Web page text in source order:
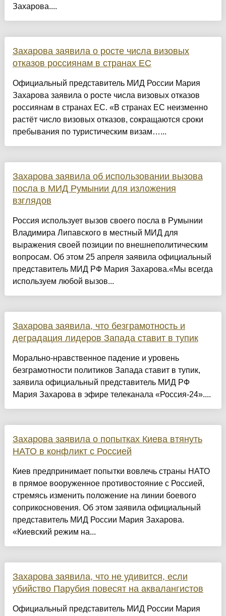
Захарова....
Захарова заявила о росте числа визовых
отказов россиянам в странах ЕС
Официальный представитель МИД России Мария
Захарова заявила о росте числа визовых отказов
россиянам в странах ЕС. «В странах ЕС неизменно
растёт число визовых отказов, сокращаются сроки
пребывания по туристическим визам…...
Захарова заявила об использовании вызова
посла в МИД Румынии для изложения
взглядов
Россия использует вызов своего посла в Румынии
Владимира Липавского в местный МИД для
выражения своей позиции по внешнеполитическим
вопросам. Об этом 25 апреля заявила официальный
представитель МИД РФ Мария Захарова.«Мы всегда
используем любой вызов...
Захарова заявила, что безграмотность и
деградация лидеров Запада ставит в тупик
Морально-нравственное падение и уровень
безграмотности политиков Запада ставит в тупик,
заявила официальный представитель МИД РФ
Мария Захарова в эфире телеканала «Россия-24»....
Захарова заявила о попытках Киева втянуть
НАТО в конфликт с Россией
Киев предпринимает попытки вовлечь страны НАТО
в прямое вооруженное противостояние с Россией,
стремясь изменить положение на линии боевого
соприкосновения. Об этом заявила официальный
представитель МИД России Мария Захарова.
«Киевский режим на...
Захарова заявила, что не удивится, если
убийство Парубия повесят на аквалангистов
Официальный представитель МИД России Мария